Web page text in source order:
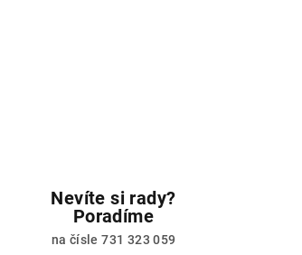
Nevíte si rady?
Poradíme
na čísle 731 323 059